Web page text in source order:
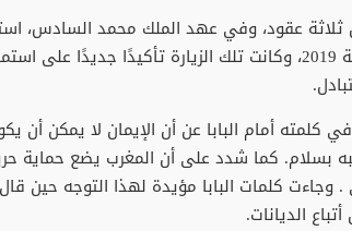
ثلاثة عقود، وفي عهد الملك محمد السادس،
فرنسيس سنة 2019، وكانت تلك الزيارة تأكيدًا
كلمته أمام البابا عن أن الإيمان لا يمكن أن
بسلام. كما شدد على أن المغرب يضع حماية
. وجاءت كلمات البابا مؤيدة لهذا التوجه حين
الديانات.